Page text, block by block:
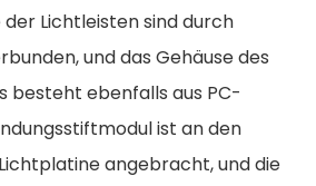
Lichtleisten sind durch
und das Gehäuse des
besteht ebenfalls aus PC-
ist an den
angebracht, und die